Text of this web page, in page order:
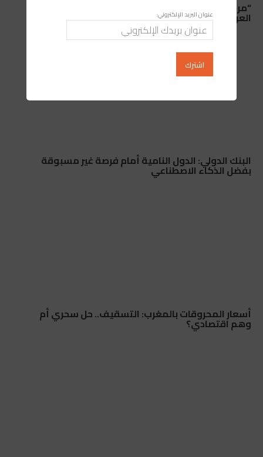
“مرحبا 2026”.. ارتفاع عدد الوافدين إلى المغرب وتراجع
العربات بـ12.4%
البنك الدولي: الدول النامية أمام فرصة غير مسبوقة
بفضل الذكاء الاصطناعي
أسعار المحروقات بالمغرب: التسقيف.. حل سحري أم
وهم اقتصادي؟
عنوان البريد الإلكتروني: